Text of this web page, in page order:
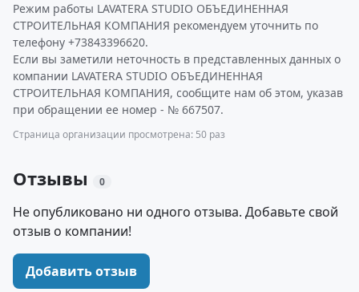
Режим работы LAVATERA STUDIO ОБЪЕДИНЕННАЯ
СТРОИТЕЛЬНАЯ КОМПАНИЯ рекомендуем уточнить по
телефону +73843396620.
Если вы заметили неточность в представленных данных о
компании LAVATERA STUDIO ОБЪЕДИНЕННАЯ
СТРОИТЕЛЬНАЯ КОМПАНИЯ, сообщите нам об этом, указав
при обращении ее номер - № 667507.
Страница организации просмотрена: 50 раз
Отзывы 0
Не опубликовано ни одного отзыва. Добавьте свой
отзыв о компании!
Добавить отзыв